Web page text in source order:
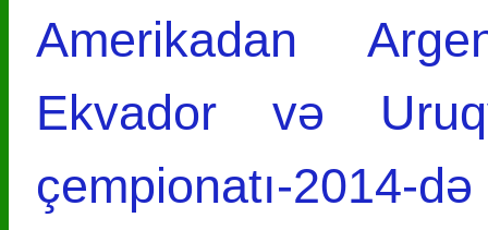
Amerikadan
Ekvador və
çempionatı-2014-